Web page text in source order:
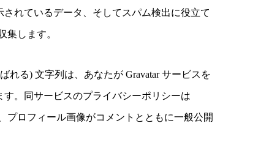
れているデータ、そしてスパム検出に役立て
集します。
る) 文字列は、あなたが Gravatar サービスを
。同サービスのプライバシーポリシーは
プロフィール画像がコメントとともに一般公開